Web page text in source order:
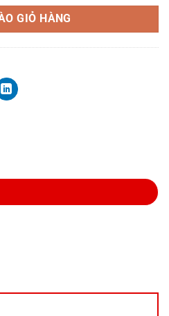
là:
4.410.000₫.
GIỎ HÀNG